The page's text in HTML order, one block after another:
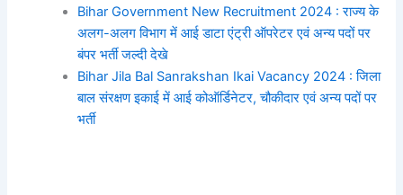
Bihar Government New Recruitment 2024 : राज्य के
अलग-अलग विभाग में आई डाटा एंट्री ऑपरेटर एवं अन्य पदों पर
बंपर भर्ती जल्दी देखे
Bihar Jila Bal Sanrakshan Ikai Vacancy 2024 : जिला
बाल संरक्षण इकाई में आई कोऑर्डिनेटर, चौकीदार एवं अन्य पदों पर
भर्ती